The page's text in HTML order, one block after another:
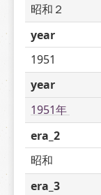
昭和２
year
1951
year
1951年
era_2
昭和
era_3